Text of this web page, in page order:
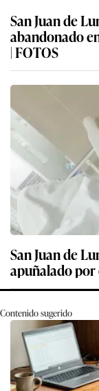
San Juan de
abandonado
| FOTOS
San Juan de
apuñalado
Contenido sugerido